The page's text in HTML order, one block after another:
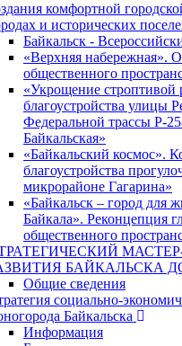
комфортной
и исторических
Байкальск -
«Верхняя набережная».
общественного
«Укрощение строптивой
благоустройства улицы
Федеральной трассы Р-
Байкальская»
«Байкальский космос».
благоустройства
микрорайоне Гагарина»
«Байкальск – город для
Байкала». Реконцепция
общественного
БАЙКАЛЬСКА
Общие сведения
социально-
Байкальска
Информация